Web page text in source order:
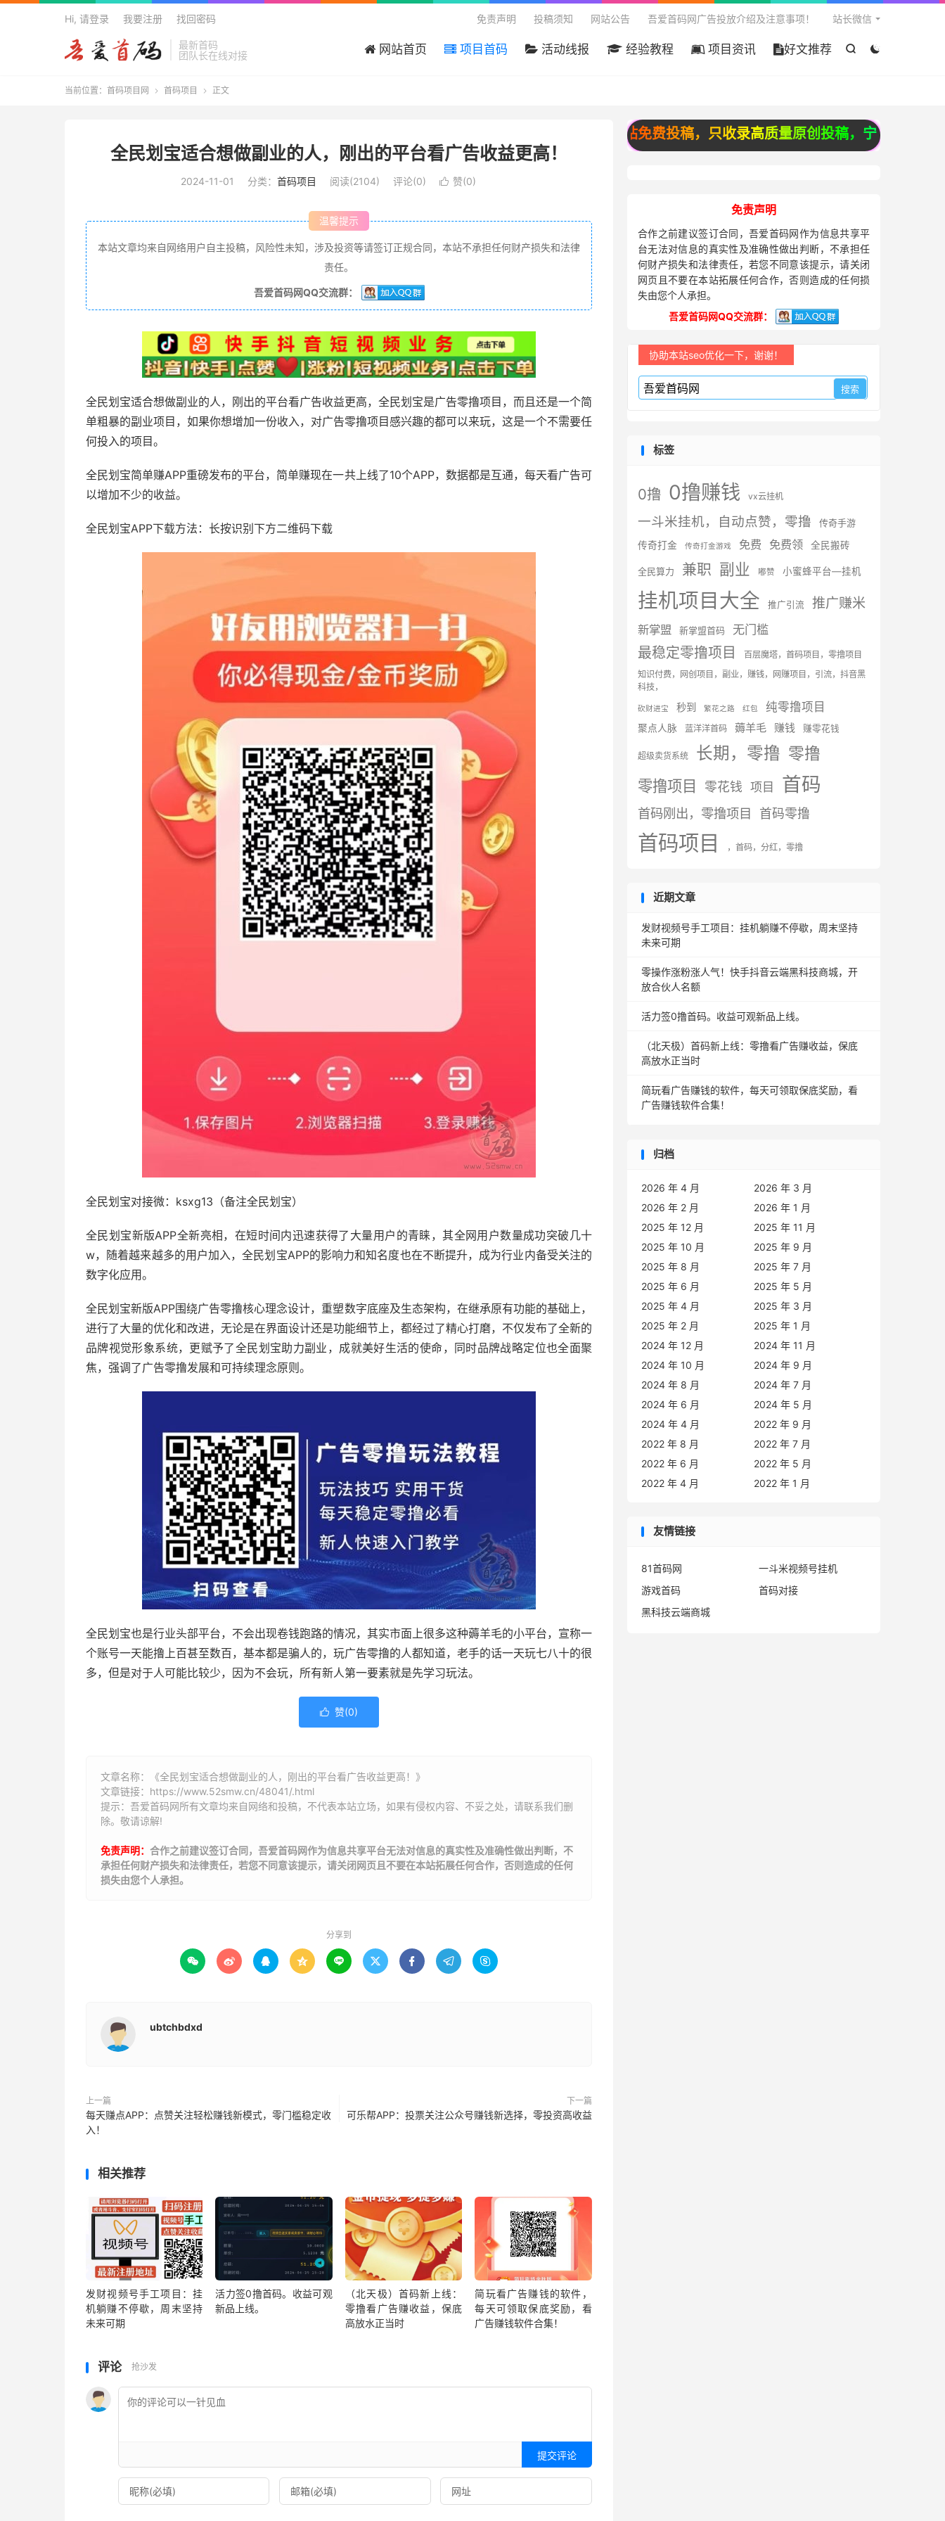
最新首码
团队长在线对接


网站首页 项目首码 活动线报 经验教程 项目资讯 好文推荐
免责声明 投稿须知 网站公告 吾爱首码网广告投放介绍及注意事项！ 站长微信
Hi, 请登录 我要注册 找回密码

当前位置： 首码项目网  首码项目  正文
全民划宝适合想做副业的人，刚出的平台看广告收益更高！
2024-11-01 分类： 首码项目 阅读(2104) 评论(0)  赞(0)
温馨提示
本站文章均来自网络用户自主投稿，风险性未知，涉及投资等请签订正规合同，本站不承担任何财产损失和法律
责任。
吾爱首码网QQ交流群：
全民划宝适合想做副业的人，刚出的平台看广告收益更高，全民划宝是广告零撸项目，而且还是一个简
单粗暴的副业项目，如果你想增加一份收入，对广告零撸项目感兴趣的都可以来玩，这是一个不需要任
何投入的项目。
全民划宝简单赚APP重磅发布的平台，简单赚现在一共上线了10个APP，数据都是互通，每天看广告可
以增加不少的收益。
全民划宝APP下载方法：长按识别下方二维码下载
全民划宝对接微：ksxg13（备注全民划宝）
全民划宝新版APP全新亮相，在短时间内迅速获得了大量用户的青睐，其全网用户数量成功突破几十
w，随着越来越多的用户加入，全民划宝APP的影响力和知名度也在不断提升，成为行业内备受关注的
数字化应用。
全民划宝新版APP围绕广告零撸核心理念设计，重塑数字底座及生态架构，在继承原有功能的基础上，
进行了大量的优化和改进，无论是在界面设计还是功能细节上，都经过了精心打磨，不仅发布了全新的
品牌视觉形象系统，更赋予了全民划宝助力副业，成就美好生活的使命，同时品牌战略定位也全面聚
焦，强调了广告零撸发展和可持续理念原则。
全民划宝也是行业头部平台，不会出现卷钱跑路的情况，其实市面上很多这种薅羊毛的小平台，宣称一
个账号一天能撸上百甚至数百，基本都是骗人的，玩广告零撸的人都知道，老手的话一天玩七八十的很
多，但是对于人可能比较少，因为不会玩，所有新人第一要素就是先学习玩法。
 赞(0)
文章名称：《全民划宝适合想做副业的人，刚出的平台看广告收益更高！》
文章链接： https://www.52smw.cn/48041/.html
提示：吾爱首码网所有文章均来自网络和投稿，不代表本站立场，如果有侵权内容、不妥之处，请联系我们删
除。敬请谅解!
免责声明： 合作之前建议签订合同，吾爱首码网作为信息共享平台无法对信息的真实性及准确性做出判断，不
承担任何财产损失和法律责任，若您不同意该提示，请关闭网页且不要在本站拓展任何合作，否则造成的任何
损失由您个人承担。
分享到
        
ubtchbdxd
上一篇
每天赚点APP：点赞关注轻松赚钱新模式，零门槛稳定收
入！
下一篇
可乐帮APP：投票关注公众号赚钱新选择，零投资高收益
相关推荐
发财视频号手工项目：挂
机躺赚不停歇，周末坚持
未来可期
活力签0撸首码。收益可观
新品上线。
（北天极）首码新上线：
零撸看广告赚收益，保底
高放水正当时
简玩看广告赚钱的软件，
每天可领取保底奖励，看
广告赚钱软件合集！
评论 抢沙发
提交评论
欢迎来到吾爱首码网 - 国内最大的首码项目分享平台，本站免费投稿，只收录高质量原创投稿，宁缺毋滥，谢谢配合
免责声明
合作之前建议签订合同，吾爱首码网作为信息共享平
台无法对信息的真实性及准确性做出判断，不承担任
何财产损失和法律责任，若您不同意该提示，请关闭
网页且不要在本站拓展任何合作，否则造成的任何损
失由您个人承担。
吾爱首码网QQ交流群：
协助本站seo优化一下，谢谢！
标签
0撸 0撸赚钱 vx云挂机
一斗米挂机，自动点赞，零撸
传奇手游
传奇打金
传奇打金游戏 免费 免费领 全民搬砖
全民算力 兼职 副业 嘟赞 小蜜蜂平台—挂机
挂机项目大全 推广引流 推广赚米
新掌盟 新掌盟首码 无门槛
最稳定零撸项目
百层魔塔，首码项目，零撸项目
知识付费，网创项目，副业，赚钱，网赚项目，引流，抖音黑
科技，
砍财进宝 秒到 繁花之路 红包 纯零撸项目
聚点人脉 蓝洋洋首码 薅羊毛 赚钱 赚零花钱
超级卖货系统 长期，零撸 零撸
零撸项目 零花钱 项目 首码
首码刚出，零撸项目 首码零撸
首码项目 ，首码，分红，零撸
近期文章
发财视频号手工项目：挂机躺赚不停歇，周末坚持
未来可期
零操作涨粉涨人气！快手抖音云端黑科技商城，开
放合伙人名额
活力签0撸首码。收益可观新品上线。
（北天极）首码新上线：零撸看广告赚收益，保底
高放水正当时
简玩看广告赚钱的软件，每天可领取保底奖励，看
广告赚钱软件合集！
归档
2026 年 4 月
2026 年 3 月
2026 年 2 月
2026 年 1 月
2025 年 12 月
2025 年 11 月
2025 年 10 月
2025 年 9 月
2025 年 8 月
2025 年 7 月
2025 年 6 月
2025 年 5 月
2025 年 4 月
2025 年 3 月
2025 年 2 月
2025 年 1 月
2024 年 12 月
2024 年 11 月
2024 年 10 月
2024 年 9 月
2024 年 8 月
2024 年 7 月
2024 年 6 月
2024 年 5 月
2024 年 4 月
2022 年 9 月
2022 年 8 月
2022 年 7 月
2022 年 6 月
2022 年 5 月
2022 年 4 月
2022 年 1 月
友情链接
81首码网
一斗米视频号挂机
游戏首码
首码对接
黑科技云端商城